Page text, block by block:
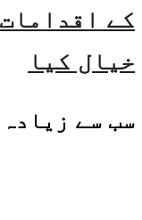
کے
خیال کیا
سب سے